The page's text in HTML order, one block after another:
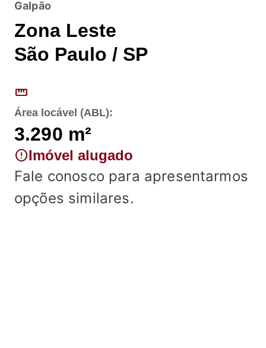
Galpão
Zona Leste
São Paulo / SP
straighten
Área locável (ABL):
3.290 m²
errorImóvel alugado
Fale conosco para apresentarmos
opções similares.